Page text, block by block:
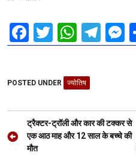
F
a
b
o
o
k
T
wi
tt
er
W
h
at
s
A
p
T
el
a
m
g
POSTED UNDER ज्योतिष
Post
navigation
ट्रैक्टर-ट्रॉली और कार की टक्कर से
एक आठ माह और 12 साल के बच्चे की
मौत